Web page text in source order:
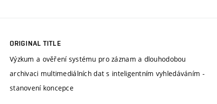
ORIGINAL TITLE
Výzkum a ověření systému pro záznam a dlouhodobou
archivaci multimediálních dat s inteligentním vyhledáváním -
stanovení koncepce